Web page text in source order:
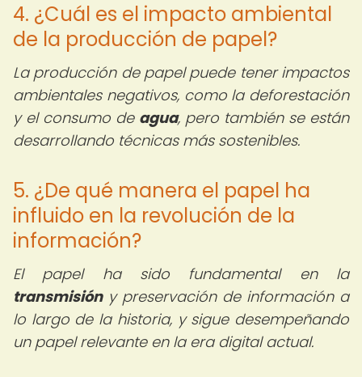
4. ¿Cuál es el impacto ambiental
de la producción de papel?
La producción de papel puede tener impactos
ambientales negativos, como la deforestación
y el consumo de agua, pero también se están
desarrollando técnicas más sostenibles.
5. ¿De qué manera el papel ha
influido en la revolución de la
información?
El papel ha sido fundamental en la
transmisióny preservación de información a
lo largo de la historia, y sigue desempeñando
un papel relevante en la era digital actual.